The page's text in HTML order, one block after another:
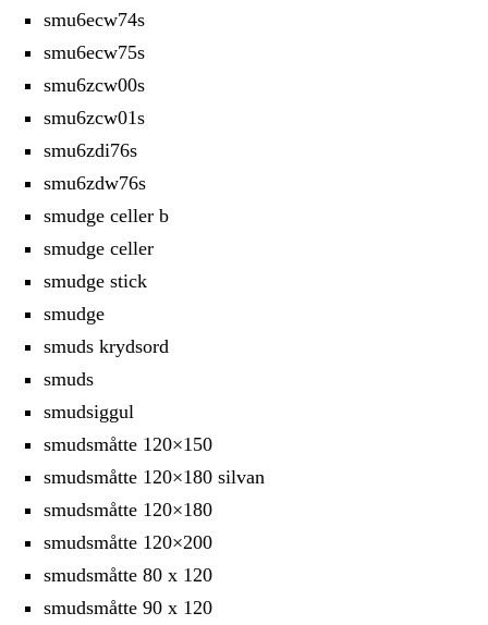
smu6ecw74s
smu6ecw75s
smu6zcw00s
smu6zcw01s
smu6zdi76s
smu6zdw76s
smudge celler b
smudge celler
smudge stick
smudge
smuds krydsord
smuds
smudsiggul
smudsmåtte 120×150
smudsmåtte 120×180 silvan
smudsmåtte 120×180
smudsmåtte 120×200
smudsmåtte 80 x 120
smudsmåtte 90 x 120